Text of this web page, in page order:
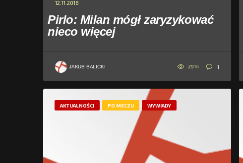
12.11.2018
Pirlo: Milan mógł zaryzykować
nieco więcej
JAKUB BALICKI 2914 1
AKTUALNOŚCI PO MECZU WYWIADY